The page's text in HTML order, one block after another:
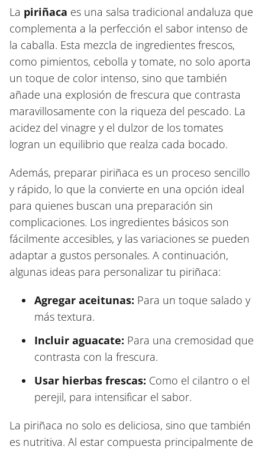
La piriñaca es una salsa tradicional andaluza que
complementa a la perfección el sabor intenso de
la caballa. Esta mezcla de ingredientes frescos,
como pimientos, cebolla y tomate, no solo aporta
un toque de color intenso, sino que también
añade una explosión de frescura que contrasta
maravillosamente con la riqueza del pescado. La
acidez del vinagre y el dulzor de los tomates
logran un equilibrio que realza cada bocado.
Además, preparar piriñaca es un proceso sencillo
y rápido, lo que la convierte en una opción ideal
para quienes buscan una preparación sin
complicaciones. Los ingredientes básicos son
fácilmente accesibles, y las variaciones se pueden
adaptar a gustos personales. A continuación,
algunas ideas para personalizar tu piriñaca:
Agregar aceitunas: Para un toque salado y
más textura.
Incluir aguacate: Para una cremosidad que
contrasta con la frescura.
Usar hierbas frescas: Como el cilantro o el
perejil, para intensificar el sabor.
La piriñaca no solo es deliciosa, sino que también
es nutritiva. Al estar compuesta principalmente de